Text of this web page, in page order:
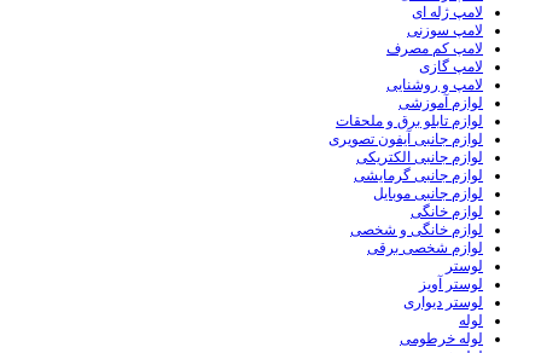
لامپ ژله ای
لامپ سوزنی
لامپ کم مصرف
لامپ گازی
لامپ و روشنایی
لوازم آموزشی
لوازم تابلو برق و ملحقات
لوازم جانبی آیفون تصویری
لوازم جانبی الکتریکی
لوازم جانبی گرمایشی
لوازم جانبی موبایل
لوازم خانگی
لوازم خانگی و شخصی
لوازم شخصی برقی
لوستر
لوستر آویز
لوستر دیواری
لوله
لوله خرطومی